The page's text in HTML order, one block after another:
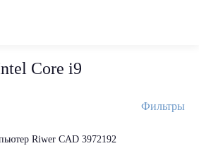
Core i9
Фильтры
Riwer CAD 3972192